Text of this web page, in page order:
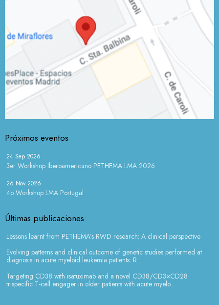
Próximos eventos
24 Sep 2026
3er Workshop Iberoamericano PETHEMA LMA 2026
26 Nov 2026
4o Workshop LMA Portugal
Últimas publicaciones
Lessons learnt from PETHEMA’s RWD research: A clinical perspective
Evolving patterns and clinical outcome of genetic studies performed at
diagnosis in acute myeloid leukemia patients: R...
Targeting CD38 with isatuximab and a novel CD38/CD3×CD28
trispecific T-cell engager in older patients with acute myelo...